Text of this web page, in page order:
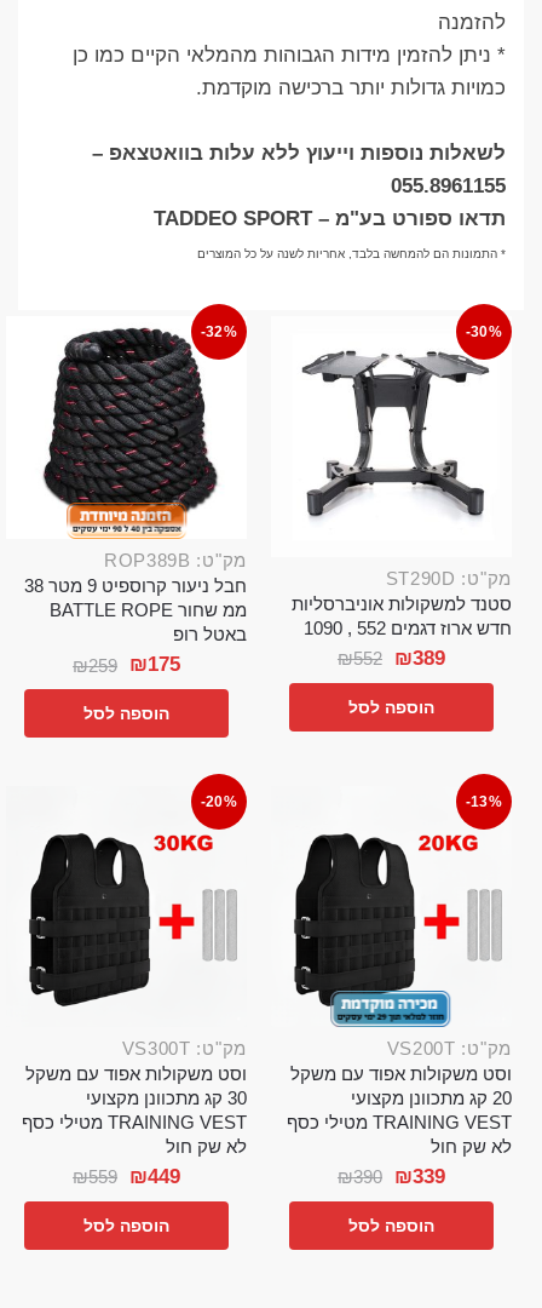
להזמנה
* ניתן להזמין מידות הגבוהות מהמלאי הקיים כמו כן
כמויות גדולות יותר ברכישה מוקדמת.
לשאלות נוספות וייעוץ ללא עלות בוואטצאפ –
055.8961155
תדאו ספורט בע"מ – TADDEO SPORT
* התמונות הם להמחשה בלבד, אחריות לשנה על כל המוצרים
-30%
מק"ט: ST290D
סטנד למשקולות אוניברסליות
חדש ארוז דגמים 552 , 1090
₪552 ₪389
הוספה לסל
-32%
מק"ט: ROP389B
חבל ניעור קרוספיט 9 מטר 38
ממ שחור BATTLE ROPE
באטל רופ
₪259 ₪175
הוספה לסל
-13%
מק"ט: VS200T
וסט משקולות אפוד עם משקל
20 קג מתכוונן מקצועי
TRAINING VEST מטילי כסף
לא שק חול
₪390 ₪339
הוספה לסל
-20%
מק"ט: VS300T
וסט משקולות אפוד עם משקל
30 קג מתכוונן מקצועי
TRAINING VEST מטילי כסף
לא שק חול
₪559 ₪449
הוספה לסל